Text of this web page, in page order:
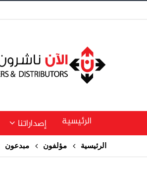
الرئيسية إصداراتنا
الرئيسية مؤلفون مبدعون